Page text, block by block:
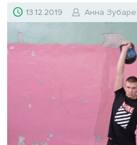
13.12.2019 Анна